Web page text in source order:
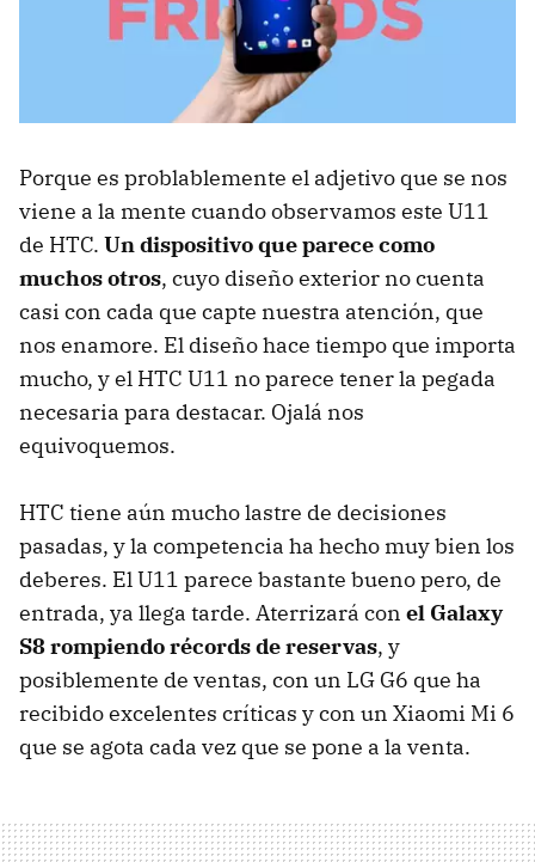
Porque es problablemente el adjetivo que se nos
viene a la mente cuando observamos este U11
de HTC. Un dispositivo que parece como
muchos otros, cuyo diseño exterior no cuenta
casi con cada que capte nuestra atención, que
nos enamore. El diseño hace tiempo que importa
mucho, y el HTC U11 no parece tener la pegada
necesaria para destacar. Ojalá nos
equivoquemos.
HTC tiene aún mucho lastre de decisiones
pasadas, y la competencia ha hecho muy bien los
deberes. El U11 parece bastante bueno pero, de
entrada, ya llega tarde. Aterrizará con el Galaxy
S8 rompiendo récords de reservas, y
posiblemente de ventas, con un LG G6 que ha
recibido excelentes críticas y con un Xiaomi Mi 6
que se agota cada vez que se pone a la venta.